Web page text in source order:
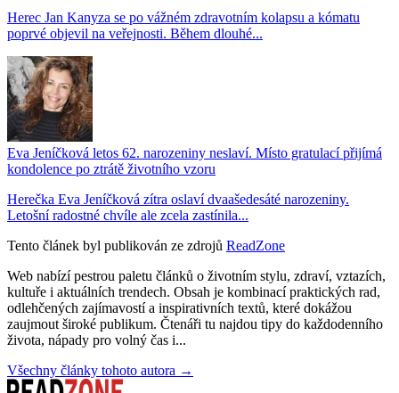
Herec Jan Kanyza se po vážném zdravotním kolapsu a kómatu
poprvé objevil na veřejnosti. Během dlouhé...
Eva Jeníčková letos 62. narozeniny neslaví. Místo gratulací přijímá
kondolence po ztrátě životního vzoru
Herečka Eva Jeníčková zítra oslaví dvaašedesáté narozeniny.
Letošní radostné chvíle ale zcela zastínila...
Tento článek byl publikován ze zdrojů ReadZone
Web nabízí pestrou paletu článků o životním stylu, zdraví, vztazích,
kultuře i aktuálních trendech. Obsah je kombinací praktických rad,
odlehčených zajímavostí a inspirativních textů, které dokážou
zaujmout široké publikum. Čtenáři tu najdou tipy do každodenního
života, nápady pro volný čas i...
Všechny články tohoto autora →